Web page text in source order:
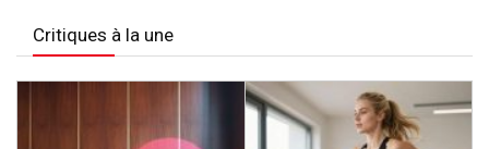
Critiques à la une